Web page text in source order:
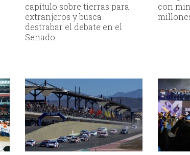
capítulo sobre tierras para
extranjeros y busca
destrabar el debate en el
Senado
con